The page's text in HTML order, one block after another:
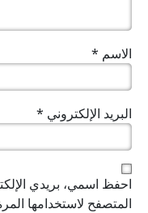
الاسم *
البريد الإلكتروني *
احفظ اسمي، بريدي
المتصفح لاستخدامها